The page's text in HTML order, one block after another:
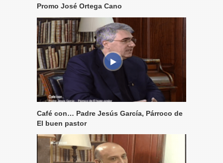
Promo José Ortega Cano
Café con… Padre Jesús García, Párroco de
El buen pastor